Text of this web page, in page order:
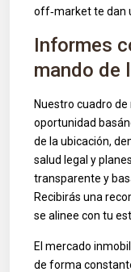
off‑market te dan
Informes
mando de
Nuestro cuadro
oportunidad
de la ubicación,
salud legal y
transparente y
Recibirás una
se alinee con tu
El mercado
de forma